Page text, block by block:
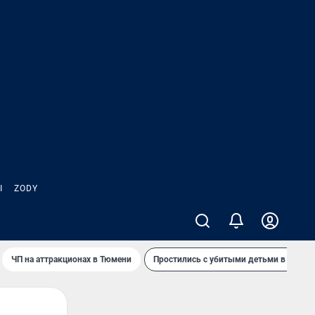
ZODY
ЧП на аттракционах в Тюмени Простились с убитыми детьми в